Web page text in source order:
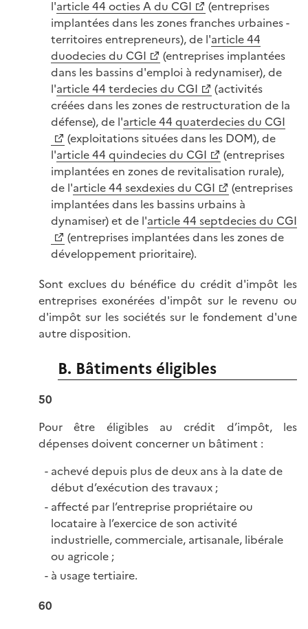
l'article 44 octies A du CGI
(entreprises
implantées dans les zones franches urbaines -
territoires entrepreneurs), de l'article 44
duodecies du CGI
(entreprises implantées
dans les bassins d'emploi à redynamiser), de
l'article 44 terdecies du CGI
(activités
créées dans les zones de restructuration de la
défense), de l'article 44 quaterdecies du CGI
(exploitations situées dans les DOM), de
l'article 44 quindecies du CGI
(entreprises
implantées en zones de revitalisation rurale),
de l'article 44 sexdexies du CGI
(entreprises
implantées dans les bassins urbains à
dynamiser) et de l'article 44 septdecies du CGI
(entreprises implantées dans les zones de
développement prioritaire).
Sont exclues du bénéfice du crédit d'impôt les
entreprises exonérées d'impôt sur le revenu ou
d'impôt sur les sociétés sur le fondement d'une
autre disposition.
B. Bâtiments éligibles
50
Pour être éligibles au crédit d’impôt, les
dépenses doivent concerner un bâtiment :
achevé depuis plus de deux ans à la date de
début d’exécution des travaux ;
affecté par l’entreprise propriétaire ou
locataire à l’exercice de son activité
industrielle, commerciale, artisanale, libérale
ou agricole ;
à usage tertiaire.
60